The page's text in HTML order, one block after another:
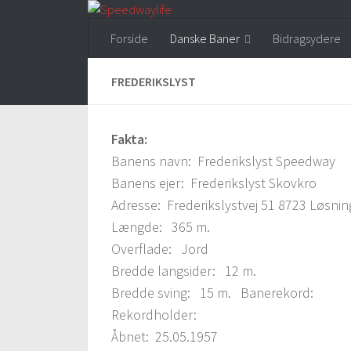
Forside
Danske Baner Bidragsydere
FREDERIKSLYST
Fakta:
Banens navn: Frederikslyst Speedway
Banens ejer: Frederikslyst Skovkro
Adresse: Frederikslystvej 51 8723
Længde: 365 m.
Overflade: Jord
Bredde langsider: 12 m.
Bredde sving: 15 m. Banerekord:
Rekordholder:
Åbnet: 25.05.1957